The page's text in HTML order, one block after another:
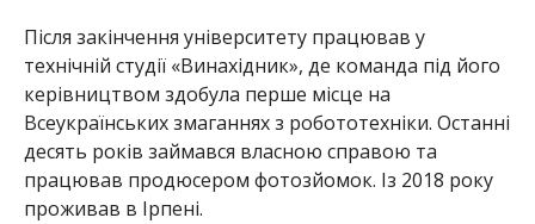
Після закінчення університету працював у
технічній студії «Винахідник», де команда під його
керівництвом здобула перше місце на
Всеукраїнських змаганнях з робототехніки. Останні
десять років займався власною справою та
працював продюсером фотозйомок. Із 2018 року
проживав в Ірпені.